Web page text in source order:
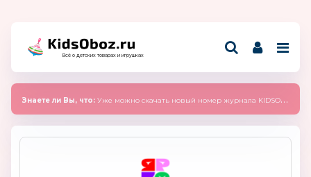
Всё о детских товарах и игрушках
Знаете ли Вы, что: Уже можно скачать новый номер журнала KIDSOBOZ 2025 (сентябрь)